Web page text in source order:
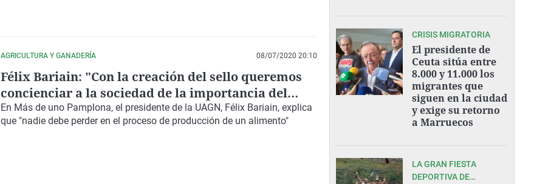
AGRICULTURA Y GANADERÍA 08/07/2020 20:10
Félix Bariain: "Con la creación del sello queremos
concienciar a la sociedad de la importancia del
sector agrícola y ganadero"
En Más de uno Pamplona, el presidente de la UAGN, Félix Bariain, explica
que "nadie debe perder en el proceso de producción de un alimento"
CRISIS MIGRATORIA
El presidente de
Ceuta sitúa entre
8.000 y 11.000 los
migrantes que
siguen en la ciudad
y exige su retorno
a Marruecos
LA GRAN FIESTA
DEPORTIVA DE